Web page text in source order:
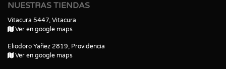
NUESTRAS TIENDAS
Vitacura 5447, Vitacura
Ver en google maps
Eliodoro Yañez 2819, Providencia
Ver en google maps